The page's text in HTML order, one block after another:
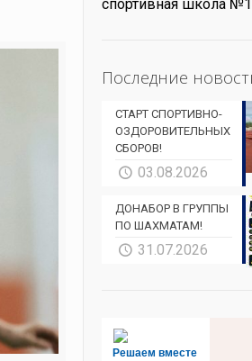
спортивная школа №1
Последние
СТАРТ СПОРТИВНО-
ОЗДОРОВИТЕЛЬНЫХ
СБОРОВ!
03.08.2026
ДОНАБОР В ГРУППЫ
ПО ШАХМАТАМ!
31.07.2026
Решаем вместе